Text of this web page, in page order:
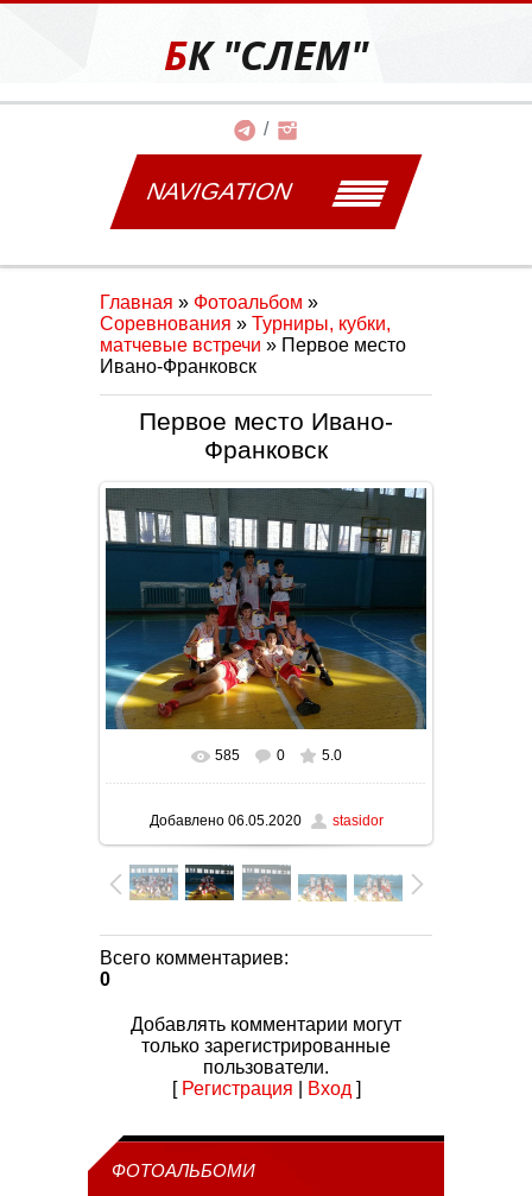
БК "СЛЕМ"
NAVIGATION
Главная » Фотоальбом »
Соревнования » Турниры, кубки,
матчевые встречи » Первое место
Ивано-Франковск
Первое место Ивано-
Франковск
В реальном размере 1280x960
585 0 5.0
Добавлено06.05.2020 stasidor
Всего комментариев:
0
Добавлять комментарии могут
только зарегистрированные
пользователи.
[ Регистрация Вход ]
ФОТОАЛЬБОМИ